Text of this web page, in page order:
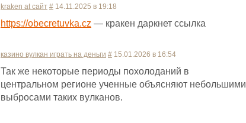
kraken at сайт # 14.11.2025 в 19:18
https://obecretuvka.cz — кракен даркнет ссылка
казино вулкан играть на деньги # 15.01.2026 в 16:54
Так же некоторые периоды похолоданий в
центральном регионе ученные объясняют небольшими
выбросами таких вулканов.